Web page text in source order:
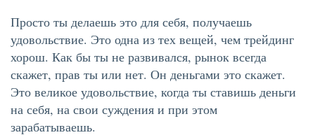
Просто ты делаешь это для себя, получаешь
удовольствие. Это одна из тех вещей, чем трейдинг
хорош. Как бы ты не развивался, рынок всегда
скажет, прав ты или нет. Он деньгами это скажет.
Это великое удовольствие, когда ты ставишь деньги
на себя, на свои суждения и при этом
зарабатываешь.